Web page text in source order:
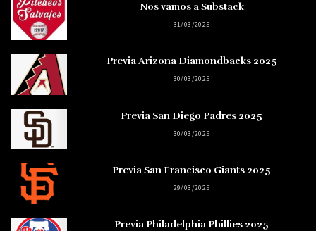
Nos vamos a Substack
31/03/2025
Previa Arizona Diamondbacks 2025
30/03/2025
Previa San Diego Padres 2025
30/03/2025
Previa San Francisco Giants 2025
29/03/2025
Previa Philadelphia Phillies 2025